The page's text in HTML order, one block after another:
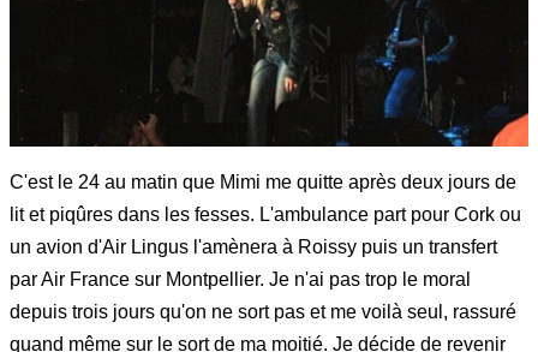
C'est le 24 au matin que Mimi me quitte après deux jours de
lit et piqûres dans les fesses. L'ambulance part pour Cork ou
un avion d'Air Lingus l'amènera à Roissy puis un transfert
par Air France sur Montpellier. Je n'ai pas trop le moral
depuis trois jours qu'on ne sort pas et me voilà seul, rassuré
quand même sur le sort de ma moitié. Je décide de revenir